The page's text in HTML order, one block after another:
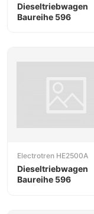
Dieseltriebwagen
Baureihe 596
Electrotren HE2500A
Dieseltriebwagen
Baureihe 596